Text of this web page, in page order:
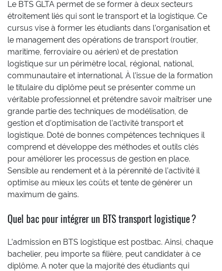
Le BTS GLTA permet de se former à deux secteurs
étroitement liés qui sont le transport et la logistique. Ce
cursus vise à former les étudiants dans l’organisation et
le management des opérations de transport (routier,
maritime, ferroviaire ou aérien) et de prestation
logistique sur un périmètre local, régional, national,
communautaire et international. À l’issue de la formation
le titulaire du diplôme peut se présenter comme un
véritable professionnel et prétendre savoir maîtriser une
grande partie des techniques de modélisation, de
gestion et d’optimisation de l’activité transport et
logistique. Doté de bonnes compétences techniques il
comprend et développe des méthodes et outils clés
pour améliorer les processus de gestion en place.
Sensible au rendement et à la pérennité de l’activité il
optimise au mieux les coûts et tente de générer un
maximum de gains.
Quel bac pour intégrer un BTS transport logistique ?
L’admission en BTS logistique est postbac. Ainsi, chaque
bachelier, peu importe sa filière, peut candidater à ce
diplôme. A noter que la majorité des étudiants qui